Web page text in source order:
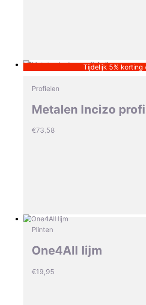
Tijdelijk 5% korting
Profielen
Metalen Incizo
€73,58
Plinten
One4All lijm
€19,95